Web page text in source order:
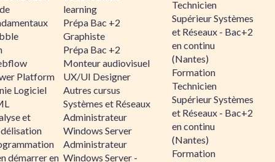
Platform
Logiciel
et
démarrer en
learning
Prépa Bac +2
Graphiste
Prépa Bac +2
Monteur audiovisuel
UX/UI Designer
Autres cursus
Systèmes et Réseaux
Administrateur
Windows Server
Administrateur
Windows Server -
Technicien
Supérieur Systèmes
et Réseaux - Bac+2
en continu
(Nantes)
Formation
Technicien
Supérieur Systèmes
et Réseaux - Bac+2
en continu
(Nantes)
Formation